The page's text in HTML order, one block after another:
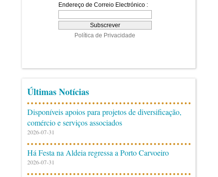
Últimas Notícias
Disponíveis apoios para projetos de diversificação,
comércio e serviços associados
2026-07-31
Há Festa na Aldeia regressa a Porto Carvoeiro
2026-07-31